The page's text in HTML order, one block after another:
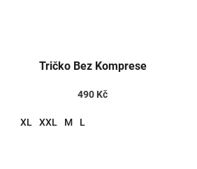
Tričko Bez Komprese
490 Kč
XL XXL M L